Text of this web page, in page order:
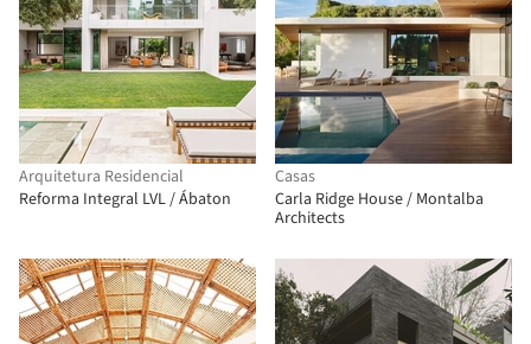
Arquitetura Residencial
Reforma Integral LVL / Ábaton
Casas
Carla Ridge House / Montalba
Architects